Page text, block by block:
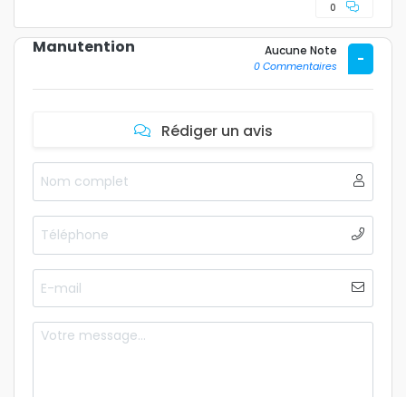
0
Manutention Aucune Note
0 Commentaires -
Rédiger un avis